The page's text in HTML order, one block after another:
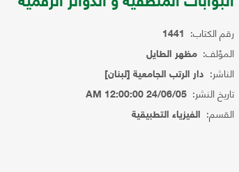
رقم الكتاب: 1441
المؤلف: مظهر الطايل
الناشر: دار الرتب الجامعية [لبنان]
تاريخ النشر: 24/06/05 12:00:00 AM
القسم: الفيزياء التطبيقية